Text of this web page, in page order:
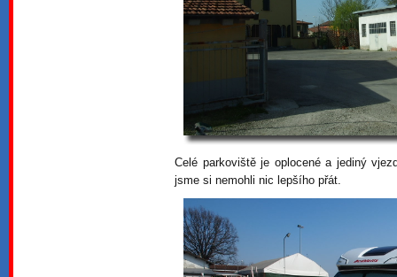
Celé parkoviště je oplocené a jediný
jsme si nemohli nic lepšího přát.